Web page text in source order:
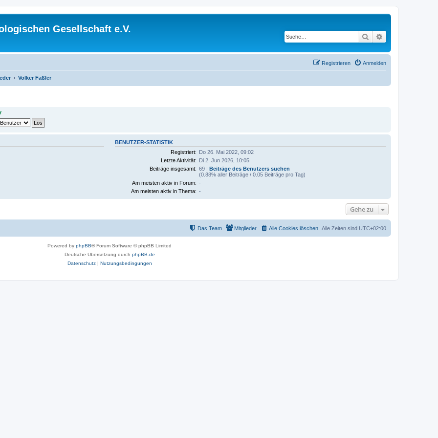
Gesellschaft e.V.
Suche
Anmelden
Registrieren
Volker Fäßler
BENUTZER-STATISTIK
Registriert: Do 26. Mai 2022, 09:02
Letzte Aktivität: Di 2. Jun 2026, 10:05
Beiträge insgesamt: 69 | Beiträge des Benutzers suchen
(0.88% aller Beiträge / 0.05 Beiträge pro Tag)
Am meisten aktiv in Forum: -
Am meisten aktiv in Thema: -
Gehe zu
Alle Zeiten sind UTC+02:00
Alle Cookies löschen
Mitglieder
Das Team
Powered by phpBB® Forum Software © phpBB Limited
Deutsche Übersetzung durch phpBB.de
Datenschutz| Nutzungsbedingungen